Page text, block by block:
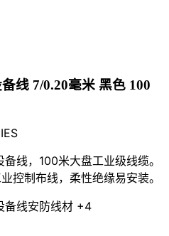
线 7/0.20毫米 黑色 100
线，100米大盘工业级线缆。
控制布线，柔性绝缘易安装。
备线安防线材 +4